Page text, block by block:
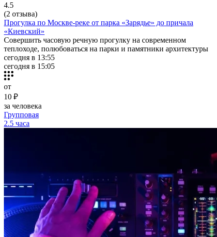
4.5
(2 отзыва)
Прогулка по Москве-реке от парка «Зарядье» до причала
«Киевский»
Совершить часовую речную прогулку на современном
теплоходе, полюбоваться на парки и памятники архитектуры
сегодня в 13:55
сегодня в 15:05
от
10 ₽
за человека
Групповая
2.5 часа